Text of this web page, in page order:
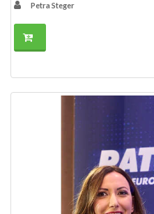
Petra Steger